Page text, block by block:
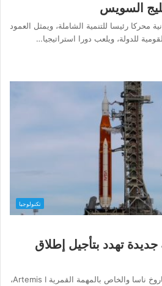
السويس
محركا رئيسا للتنمية الشاملة، ويمثل العمود
للدولة، ويلعب دورا استراتيجيا…
تكنولوجيا
تهدد بتأجيل إطلاق
عقبة جديدة قد تواجه إطلاق صاروخ ناسا والخاص بالمهمة القمرية Artemis I،